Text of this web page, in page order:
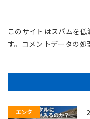
このサイトはスパムを
す。 コメントデータの